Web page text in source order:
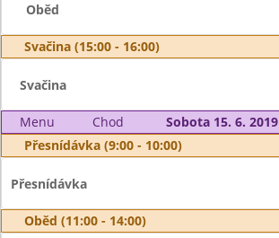
Oběd
Svačina (15:00 - 16:00)
Svačina
Menu Chod
Sobota 15. 6. 2019
Přesnídávka (9:00 - 10:00)
Přesnídávka
Oběd (11:00 - 14:00)